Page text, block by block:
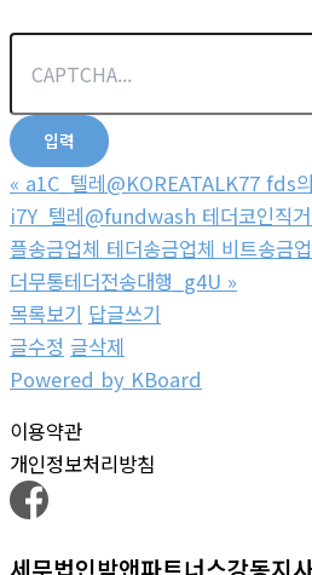
« a1C_텔레@KOREATALK77 fds
i7Y_텔레@fundwash 테더코인직
플송금업체 테더송금업체 비트송금
더무통테더전송대행_g4U »
목록보기 답글쓰기
글수정 글삭제
Powered by KBoard
이용약관
개인정보처리방침